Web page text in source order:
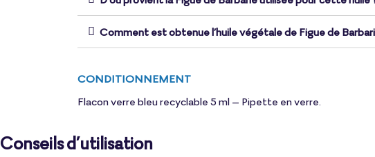
Comment est obtenue l’huile végétale de Figue de
CONDITIONNEMENT
Flacon verre bleu recyclable 5 ml – Pipette en verre.
Conseils d’utilisation